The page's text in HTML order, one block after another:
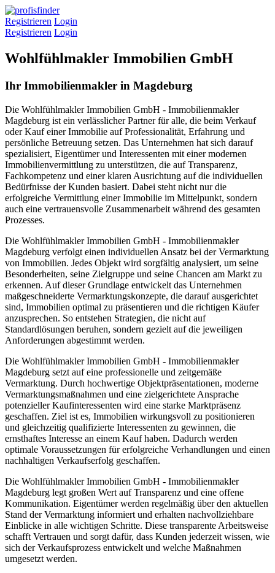
Registrieren Login
Registrieren Login
Wohlfühlmakler Immobilien GmbH
Ihr Immobilienmakler in Magdeburg
Die Wohlfühlmakler Immobilien GmbH - Immobilienmakler
Magdeburg ist ein verlässlicher Partner für alle, die beim Verkauf
oder Kauf einer Immobilie auf Professionalität, Erfahrung und
persönliche Betreuung setzen. Das Unternehmen hat sich darauf
spezialisiert, Eigentümer und Interessenten mit einer modernen
Immobilienvermittlung zu unterstützen, die auf Transparenz,
Fachkompetenz und einer klaren Ausrichtung auf die individuellen
Bedürfnisse der Kunden basiert. Dabei steht nicht nur die
erfolgreiche Vermittlung einer Immobilie im Mittelpunkt, sondern
auch eine vertrauensvolle Zusammenarbeit während des gesamten
Prozesses.
Die Wohlfühlmakler Immobilien GmbH - Immobilienmakler
Magdeburg verfolgt einen individuellen Ansatz bei der Vermarktung
von Immobilien. Jedes Objekt wird sorgfältig analysiert, um seine
Besonderheiten, seine Zielgruppe und seine Chancen am Markt zu
erkennen. Auf dieser Grundlage entwickelt das Unternehmen
maßgeschneiderte Vermarktungskonzepte, die darauf ausgerichtet
sind, Immobilien optimal zu präsentieren und die richtigen Käufer
anzusprechen. So entstehen Strategien, die nicht auf
Standardlösungen beruhen, sondern gezielt auf die jeweiligen
Anforderungen abgestimmt werden.
Die Wohlfühlmakler Immobilien GmbH - Immobilienmakler
Magdeburg setzt auf eine professionelle und zeitgemäße
Vermarktung. Durch hochwertige Objektpräsentationen, moderne
Vermarktungsmaßnahmen und eine zielgerichtete Ansprache
potenzieller Kaufinteressenten wird eine starke Marktpräsenz
geschaffen. Ziel ist es, Immobilien wirkungsvoll zu positionieren
und gleichzeitig qualifizierte Interessenten zu gewinnen, die
ernsthaftes Interesse an einem Kauf haben. Dadurch werden
optimale Voraussetzungen für erfolgreiche Verhandlungen und einen
nachhaltigen Verkaufserfolg geschaffen.
Die Wohlfühlmakler Immobilien GmbH - Immobilienmakler
Magdeburg legt großen Wert auf Transparenz und eine offene
Kommunikation. Eigentümer werden regelmäßig über den aktuellen
Stand der Vermarktung informiert und erhalten nachvollziehbare
Einblicke in alle wichtigen Schritte. Diese transparente Arbeitsweise
schafft Vertrauen und sorgt dafür, dass Kunden jederzeit wissen, wie
sich der Verkaufsprozess entwickelt und welche Maßnahmen
umgesetzt werden.